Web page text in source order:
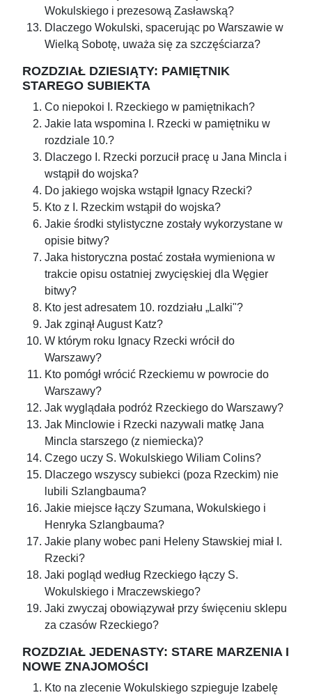
Wokulskiego i prezesową Zasławską?
Dlaczego Wokulski, spacerując po Warszawie w
Wielką Sobotę, uważa się za szczęściarza?
ROZDZIAŁ DZIESIĄTY: PAMIĘTNIK
STAREGO SUBIEKTA
Co niepokoi I. Rzeckiego w pamiętnikach?
Jakie lata wspomina I. Rzecki w pamiętniku w
rozdziale 10.?
Dlaczego I. Rzecki porzucił pracę u Jana Mincla i
wstąpił do wojska?
Do jakiego wojska wstąpił Ignacy Rzecki?
Kto z I. Rzeckim wstąpił do wojska?
Jakie środki stylistyczne zostały wykorzystane w
opisie bitwy?
Jaka historyczna postać została wymieniona w
trakcie opisu ostatniej zwycięskiej dla Węgier
bitwy?
Kto jest adresatem 10. rozdziału „Lalki"?
Jak zginął August Katz?
W którym roku Ignacy Rzecki wrócił do
Warszawy?
Kto pomógł wrócić Rzeckiemu w powrocie do
Warszawy?
Jak wyglądała podróż Rzeckiego do Warszawy?
Jak Minclowie i Rzecki nazywali matkę Jana
Mincla starszego (z niemiecka)?
Czego uczy S. Wokulskiego Wiliam Colins?
Dlaczego wszyscy subiekci (poza Rzeckim) nie
lubili Szlangbauma?
Jakie miejsce łączy Szumana, Wokulskiego i
Henryka Szlangbauma?
Jakie plany wobec pani Heleny Stawskiej miał I.
Rzecki?
Jaki pogląd według Rzeckiego łączy S.
Wokulskiego i Mraczewskiego?
Jaki zwyczaj obowiązywał przy święceniu sklepu
za czasów Rzeckiego?
ROZDZIAŁ JEDENASTY: STARE MARZENIA I
NOWE ZNAJOMOŚCI
Kto na zlecenie Wokulskiego szpieguje Izabelę